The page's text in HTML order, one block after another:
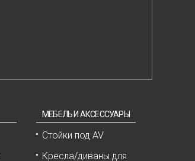
МЕБЕЛЬ И АКСЕССУАРЫ
Стойки под AV
Кресла/диваны для